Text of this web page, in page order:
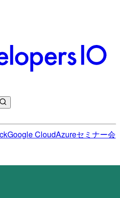
Google CloudAzureセミナー会